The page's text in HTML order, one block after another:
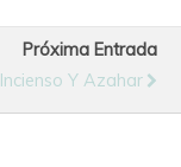
Próxima Entrada
Y Azahar